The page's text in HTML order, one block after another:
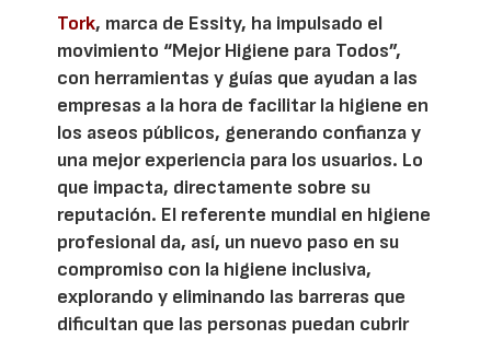
Tork, marca de Essity, ha impulsado el
movimiento “Mejor Higiene para Todos”,
con herramientas y guías que ayudan a las
empresas a la hora de facilitar la higiene en
los aseos públicos, generando confianza y
una mejor experiencia para los usuarios. Lo
que impacta, directamente sobre su
reputación. El referente mundial en higiene
profesional da, así, un nuevo paso en su
compromiso con la higiene inclusiva,
explorando y eliminando las barreras que
dificultan que las personas puedan cubrir